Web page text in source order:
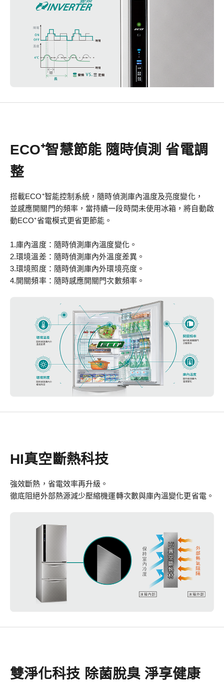
ECO⁺智慧節能 隨時偵測 省電調
整
搭載ECO⁺智能控制系統，隨時偵測庫內溫度及亮度變化，
並感應開關門的頻率，當持續一段時間未使用冰箱，將自動啟
動ECO⁺省電模式更省更節能。
1.庫內溫度：隨時偵測庫內溫度變化。
2.環境溫差：隨時偵測庫內外溫度差異。
3.環境照度：隨時偵測庫內外環境亮度。
4.開關頻率：隨時感應開關門次數頻率。
HI真空斷熱科技
強效斷熱，省電效率再升級。
徹底阻絕外部熱源減少壓縮機運轉次數與庫內溫變化更省電。
雙淨化科技 除菌脫臭 淨享健康